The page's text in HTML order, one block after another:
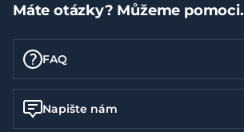
Máte otázky? Můžeme pomoci.
FAQ
Napište nám